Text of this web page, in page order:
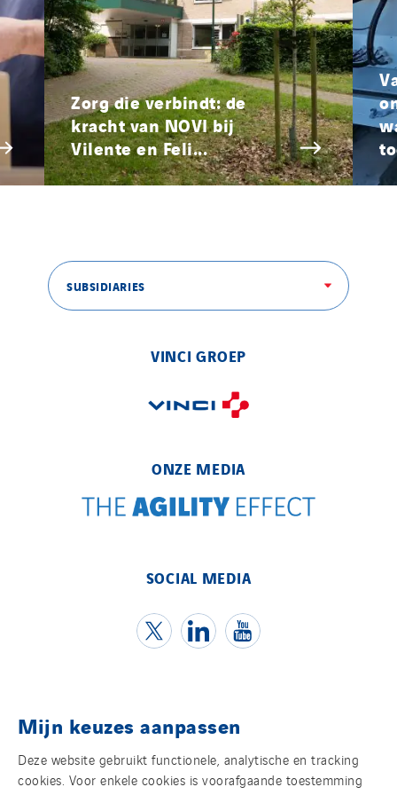
Zorg die verbindt: de
kracht van NOVI bij
Vilente en Feli...
SUBSIDIARIES
VINCI GROEP
ONZE MEDIA
SOCIAL MEDIA
Contact
Juridische informatie
Strasser
Stroomverdeler
Sylvestre Energies
TelComTec
Telematic Solutions
TG Concept
Thermo Réfrigération
TranzCom
Travesset Beziers
Tunzini Antilles
TUNZINI Nucléaire
VINCI Stiftung
Austria
Belgium
Brasil
Mijn keuzes aanpassen
Deze website gebruikt functionele, analytische en tracking
cookies. Voor enkele cookies is voorafgaande toestemming